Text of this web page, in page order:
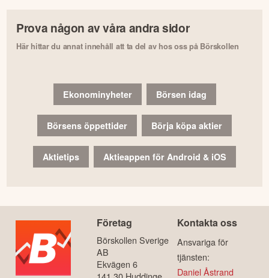
Prova någon av våra andra sidor
Här hittar du annat innehåll att ta del av hos oss på Börskollen
Ekonominyheter Börsen idag
Börsens öppettider Börja köpa aktier
Aktietips Aktieappen för Android & iOS
Företag
Börskollen Sverige
AB
Ekvägen 6
Kontakta oss
Ansvariga för
tjänsten:
Daniel Åstrand